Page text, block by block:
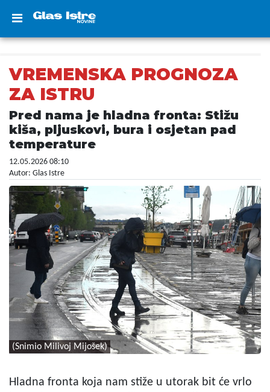
VREMENSKA PROGNOZA
ZA ISTRU
Pred nama je hladna fronta: Stižu
kiša, pljuskovi, bura i osjetan pad
temperature
12.05.2026 08:10
Autor: Glas Istre
(Snimio Milivoj Mijošek)
Hladna fronta koja nam stiže u utorak bit će vrlo